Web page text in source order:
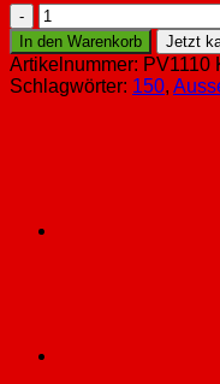
Kreuzklemme
für
Kreuzmontage
Menge
In den Warenkorb Jetzt
Artikelnummer: PV1110
Schlagwörter: 150,